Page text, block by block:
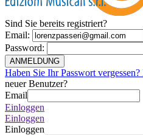
Sind Sie bereits registriert?
Email:
Password:
ANMELDUNG
Haben Sie Ihr Passwort
neuer Benutzer?
Email
Einloggen
Einloggen
Einloggen